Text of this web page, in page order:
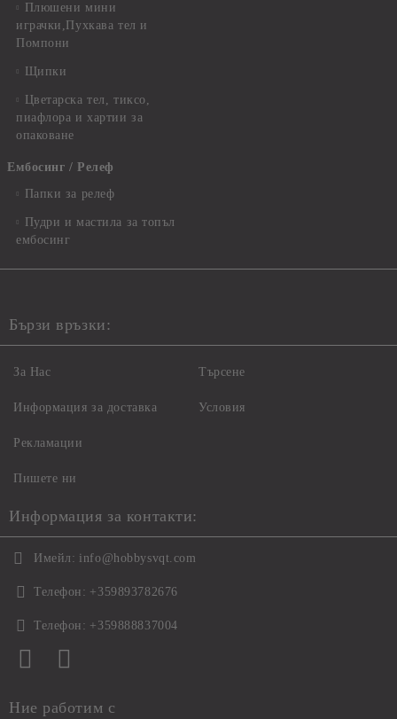
Плюшени мини
играчки,Пухкава тел и
Помпони
Щипки
Цветарска тел, тиксо,
пиафлора и хартии за
опаковане
Ембосинг / Релеф
Папки за релеф
Пудри и мастила за топъл
ембосинг
Бързи връзки:
За Нас
Информация за доставка
Рекламации
Пишете ни
Търсене
Условия
Информация за контакти:
Имейл: info@hobbysvqt.com
Телефон: +359893782676
Телефон: +359888837004
Ние работим с